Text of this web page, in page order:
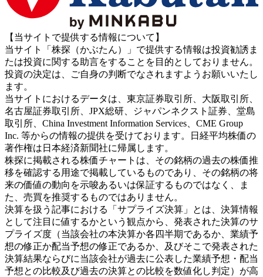
【当サイトで提供する情報について】
当サイト「株探（かぶたん）」で提供する情報は投資勧誘ま
たは投資に関する助言をすることを目的としておりません。
投資の決定は、ご自身の判断でなされますようお願いいたし
ます。
当サイトにおけるデータは、東京証券取引所、大阪取引所、
名古屋証券取引所、JPX総研、ジャパンネクスト証券、堂島
取引所、China Investment Information Services、CME Group
Inc. 等からの情報の提供を受けております。日経平均株価の
著作権は日本経済新聞社に帰属します。
株探に掲載される株価チャートは、その銘柄の過去の株価推
移を確認する用途で掲載しているものであり、その銘柄の将
来の価値の動向を示唆あるいは保証するものではなく、ま
た、売買を推奨するものではありません。
決算を扱う記事における「サプライズ決算」とは、決算情報
として注目に値するかという観点から、発表された決算のサ
プライズ度（当該会社の本決算か各四半期であるか、業績予
想の修正か配当予想の修正であるか、及びそこで発表された
決算結果ならびに当該会社が過去に公表した業績予想・配当
予想との比較及び過去の決算との比較を数値化し判定）が高